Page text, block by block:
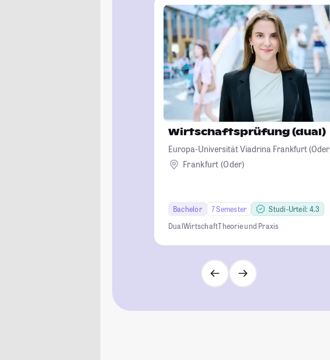
Wirtschaftsprüfung (dual)
Europa-Universität Viadrina Frankfurt
Frankfurt (Oder)
Bachelor 7 Semester
Studi-Urteil: 4.3
DualWirtschaftTheorie und Praxis